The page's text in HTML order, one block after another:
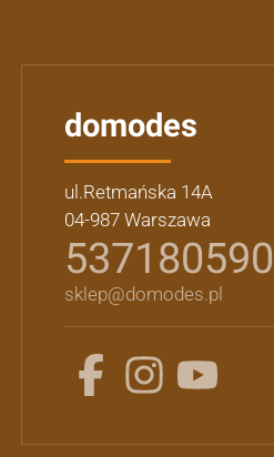
domodes
ul.Retmańska 14A
04-987 Warszawa
537180590
sklep@domodes.pl